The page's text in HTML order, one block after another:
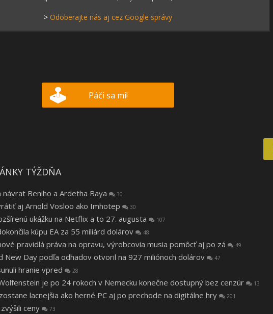
> Odoberajte nás aj cez Google správy
Páči sa mi!
TÝŽDŇA
Beniho a Ardetha Baya 30
aj Arnold Vosloo ako Imhotep 30
ukážku na Netflix a to 27. augusta 107
kúpu EA za 55 miliárd dolárov 48
pravidlá práva na opravu, výrobcovia musia pomôcť aj po zá 49
New Day podľa odhadov otvoril na 927 miliónoch dolárov 47
hranie vpred 28
je po 24 rokoch v Nemecku konečne dostupný bez cenzúr 13
lacnejšia ako herné PC aj po prechode na digitálne hry 201
ceny 73